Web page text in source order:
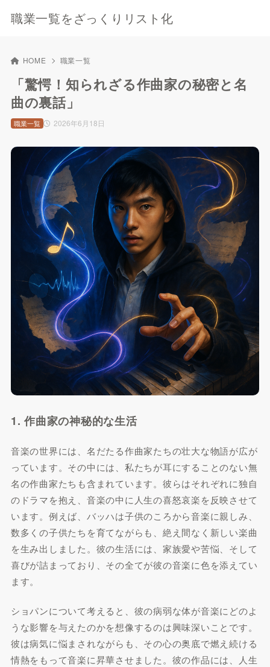
職業一覧をざっくりリスト化
HOME 職業一覧
「驚愕！知られざる作曲家の秘密と名
曲の裏話」
2026年6月18日
職業一覧
1. 作曲家の神秘的な生活
音楽の世界には、名だたる作曲家たちの壮大な物語が広が
っています。その中には、私たちが耳にすることのない無
名の作曲家たちも含まれています。彼らはそれぞれに独自
のドラマを抱え、音楽の中に人生の喜怒哀楽を反映させて
います。例えば、バッハは子供のころから音楽に親しみ、
数多くの子供たちを育てながらも、絶え間なく新しい楽曲
を生み出しました。彼の生活には、家族愛や苦悩、そして
喜びが詰まっており、その全てが彼の音楽に色を添えてい
ます。
ショパンについて考えると、彼の病弱な体が音楽にどのよ
うな影響を与えたのかを想像するのは興味深いことです。
彼は病気に悩まされながらも、その心の奥底で燃え続ける
情熱をもって音楽に昇華させました。彼の作品には、人生